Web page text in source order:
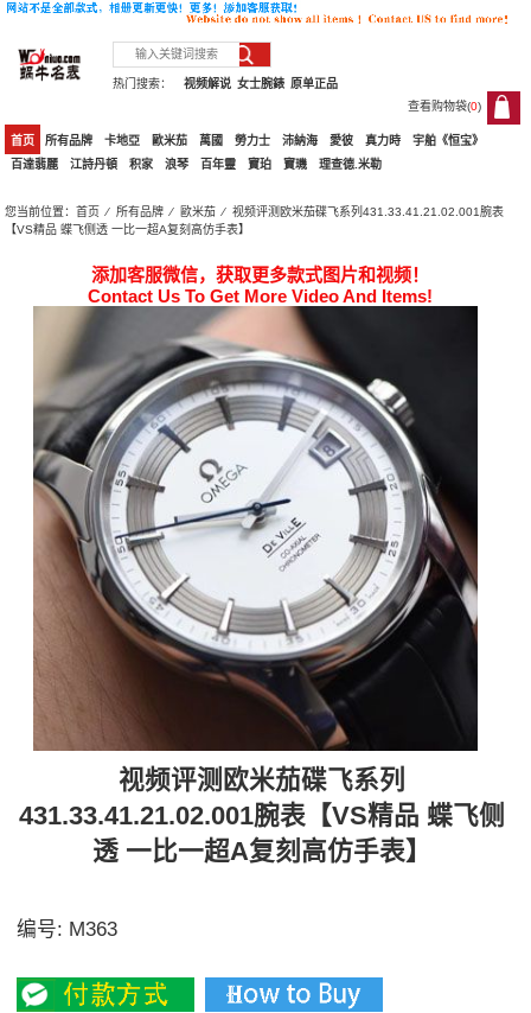
热门搜索： 原单正品
女士腕錶
视频解说
查看购物袋(0)
0
首页 所有品牌 卡地亞 歐米茄 萬國 勞力士 沛納海 愛彼 真力時
宇舶《恒宝》
百達翡麗
江詩丹頓 积家 浪琴 百年靈 寶珀 寶璣 理查德.米勒
您当前位置：首页 ⁄所有品牌 ⁄ 歐米茄 ⁄ 视频评测欧米茄碟飞系列431.33.41.21.02.001腕表
【VS精品 蝶飞侧透 一比一超A复刻高仿手表】
添加客服微信，获取更多款式图片和视频！
Contact Us To Get More Video And Items!
视频评测欧米茄碟飞系列
431.33.41.21.02.001腕表【VS精品 蝶飞侧
透 一比一超A复刻高仿手表】
编号: M363